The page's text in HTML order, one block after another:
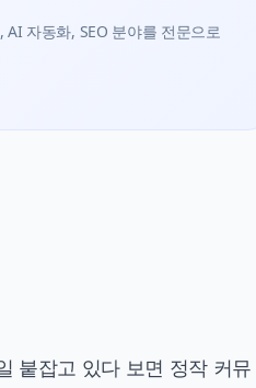
자동화, SEO 분야를 전문으로
붙잡고 있다 보면 정작 커뮤